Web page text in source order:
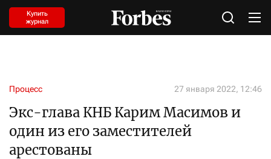
Купить
журнал
Процесс 27 января 2022, 12:46
Экс-глава КНБ Карим Масимов и
один из его заместителей
арестованы